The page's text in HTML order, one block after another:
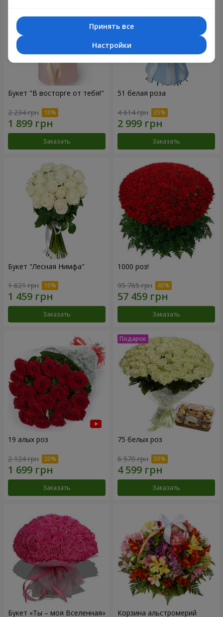
Букет "В восторге от тебя!"
2 234 грн
Заказать
51 белая роза
4 614 грн
Заказать
Букет "Лесная Нимфа"
1 621 грн
Заказать
1000 роз!
95 765 грн
Заказать
19 алых роз
2 124 грн
Заказать
75 белых роз
6 570 грн
Заказать
Букет «Ты – моя Вселенная» Корзина альстромерий
Принять все
Настройки